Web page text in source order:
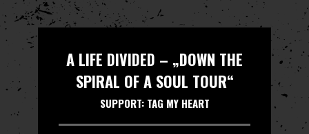
A LIFE DIVIDED – „DOWN THE
SPIRAL OF A SOUL TOUR“
SUPPORT: TAG MY HEART